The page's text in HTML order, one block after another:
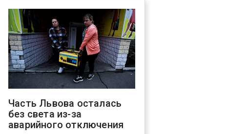
Часть Львова осталась
без света из-за
аварийного отключения